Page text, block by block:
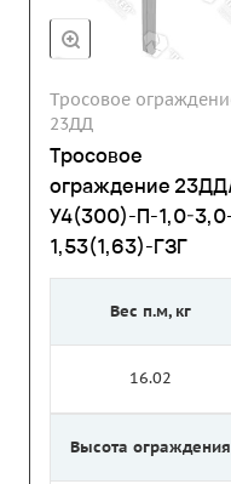
Тросовое
23ДД
Тросовое
ограждение
У4(300)-П-1,0-
1,53(1,63)-ГЗГ
Вес п.м, кг
16.02
Высота